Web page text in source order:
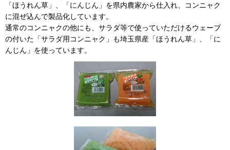
「ほうれん草」、「にんじん」を県内農家から仕入れ、コンニャク
に混ぜ込んで製品化しています。
通常のコンニャクの他にも、サラダ等で使っていただけるウェーブ
の付いた「サラダ用コンニャク」も埼玉県産「ほうれん草」、「に
んじん」を使っています。